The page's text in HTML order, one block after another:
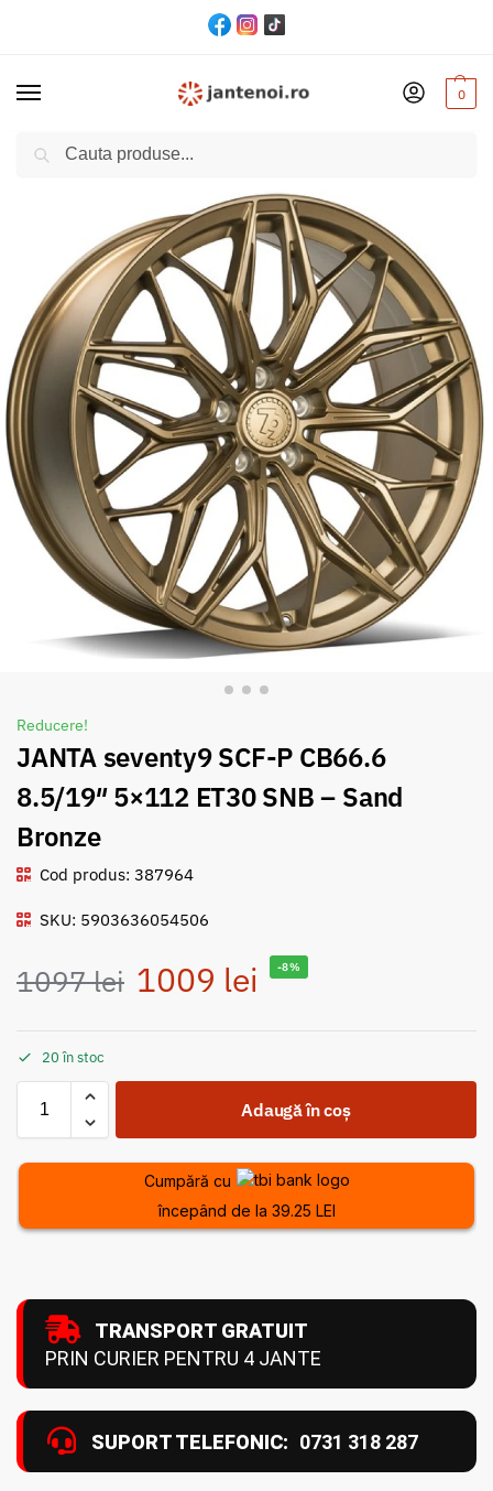
0
Acasă Jante / JANTA seventy9 SCF-P CB66.6 8.5/19″ 5×112 ET30 SNB – Sand Bronze
Reducere!
JANTA seventy9 SCF-P CB66.6
8.5/19″ 5×112 ET30 SNB – Sand
Bronze
Cod produs: 387964
SKU: 5903636054506
1097lei 1009 lei -8%
20 în stoc
Adaugă în coș
Cumpără cu
începând de la 39.25 LEI
TRANSPORT GRATUIT
PRIN CURIER PENTRU 4 JANTE
SUPORT TELEFONIC: 0731 318 287